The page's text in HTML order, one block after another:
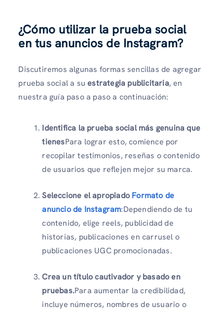
¿Cómo utilizar la prueba social
en tus anuncios de Instagram?
Discutiremos algunas formas sencillas de agregar
prueba social a suestrategia publicitaria, en
nuestra guía paso a paso a continuación:
Identifica la prueba social más genuina que
tienesPara lograr esto, comience por
recopilar testimonios, reseñas o contenido
de usuarios que reflejen mejor su marca.
Seleccione el apropiado Formato de
anuncio de Instagram:Dependiendo de tu
contenido, elige reels, publicidad de
historias, publicaciones en carrusel o
publicaciones UGC promocionadas.
Crea un título cautivador y basado en
pruebas.Para aumentar la credibilidad,
incluye números, nombres de usuario o